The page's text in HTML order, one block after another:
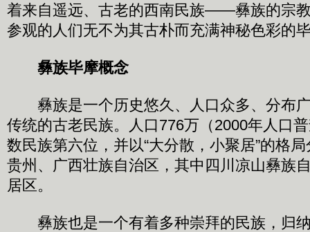
着来自遥远、古老的西南民族——彝族的宗
参观的人们无不为其古朴而充满神秘色彩的
彝族毕摩概念
彝族是一个历史悠久、人口众多、分布
传统的古老民族。人口776万（2000年人口
数民族第六位，并以“大分散，小聚居”的格
贵州、广西壮族自治区，其中四川凉山彝族
居区。
彝族也是一个有着多种崇拜的民族，归